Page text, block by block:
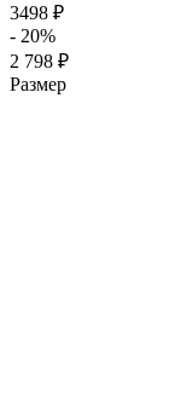
3498 ₽
- 20%
2 798 ₽
Размер